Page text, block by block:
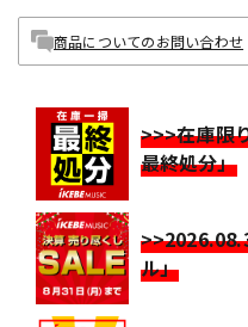
商品についてのお問い合わせ
>>>在庫限
最終処分」
ル」